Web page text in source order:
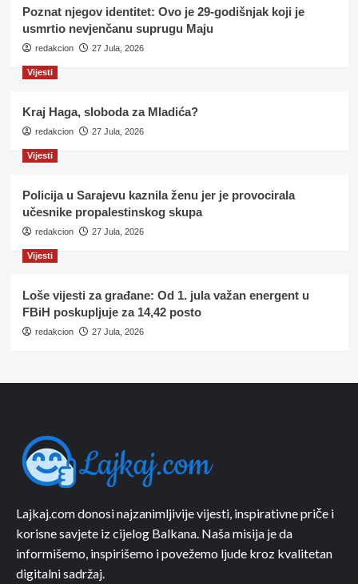
Poznat njegov identitet: Ovo je 29-godišnjak koji je
usmrtio nevjenčanu suprugu Maju
redakcion 27 Jula, 2026
Vijesti
Kraj Haga, sloboda za Mladića?
redakcion 27 Jula, 2026
Vijesti
Policija u Sarajevu kaznila ženu jer je provocirala
učesnike propalestinskog skupa
redakcion 27 Jula, 2026
Vijesti
Loše vijesti za građane: Od 1. jula važan energent u
FBiH poskupljuje za 14,42 posto
redakcion 27 Jula, 2026
Lajkaj.com donosi najzanimljivije vijesti, inspirativne priče i
korisne savjete iz cijelog Balkana. Naša misija je da
informišemo, inspirišemo i povežemo ljude kroz kvalitetan
digitalni sadržaj.